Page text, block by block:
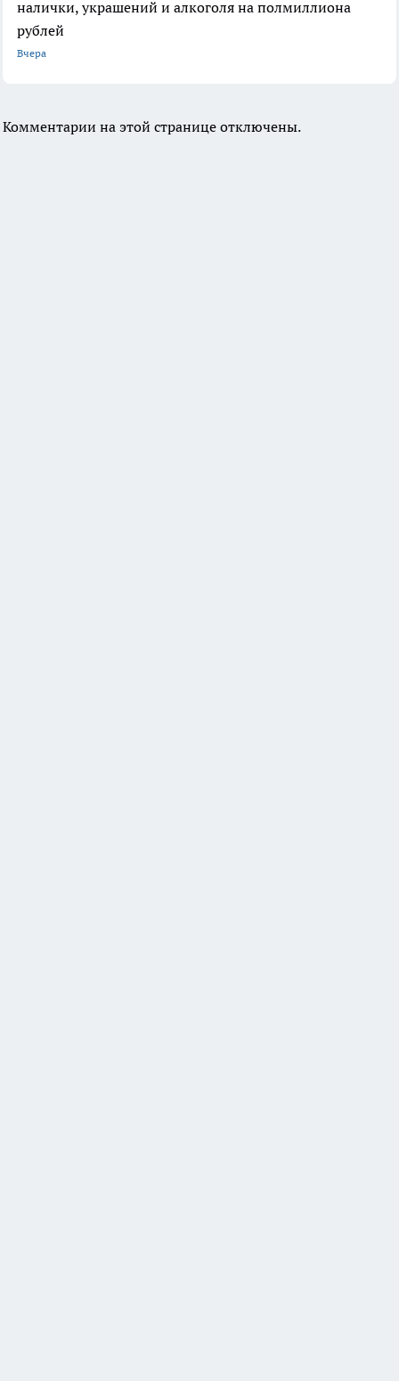
налички, украшений и алкоголя на полмиллиона
рублей
Вчера
Комментарии на этой странице отключены.